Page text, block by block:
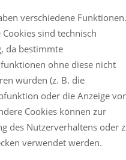
verschiedene Funktionen.
sind technisch
da bestimmte
ohne diese nicht
würden (z. B. die
oder die Anzeige
Cookies können zur
des Nutzerverhaltens oder
verwendet werden.